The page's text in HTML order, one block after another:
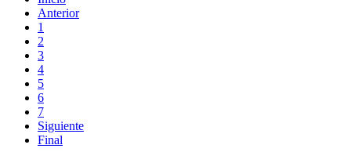
Anterior
1
2
3
4
5
6
7
Siguiente
Final